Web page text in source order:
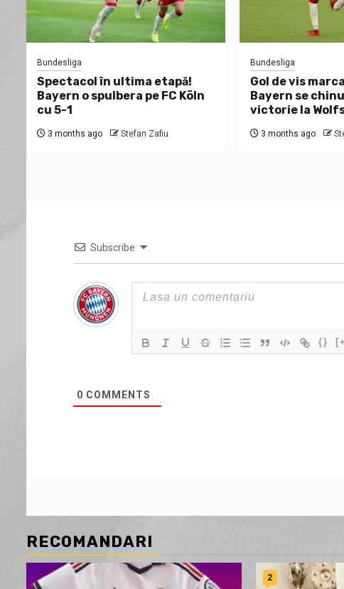
Bundesliga
Spectacol în ultima etapă!
Bayern o spulbera pe FC Köln
cu 5-1
3 months ago Stefan Zafiu
Bundesliga
Gol de vis
Bayern se
victorie la
3 months ago
Subscribe
{}
0 COMMENTS
RECOMANDARI
2